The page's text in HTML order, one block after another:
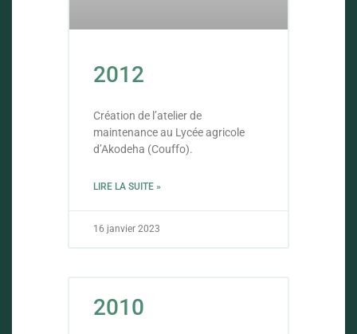
2012
Création de l’atelier de
maintenance au Lycée agricole
d’Akodeha (Couffo).
LIRE LA SUITE »
16 janvier 2023
2010